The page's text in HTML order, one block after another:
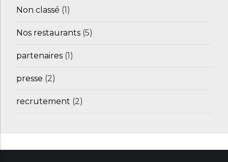
Non classé (1)
Nos restaurants (5)
partenaires (1)
presse (2)
recrutement (2)